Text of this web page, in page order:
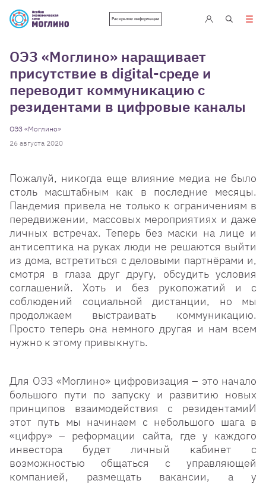
Раскрытие информации
ОЭЗ «Моглино» наращивает
присутствие в digital-среде и
переводит коммуникацию с
резидентами в цифровые каналы
ОЭЗ «Моглино»
26 августа 2020
Пожалуй, никогда еще влияние медиа не было
столь масштабным как в последние месяцы.
Пандемия привела не только к ограничениям в
передвижении, массовых мероприятиях и даже
личных встречах. Теперь без маски на лице и
антисептика на руках люди не решаются выйти
из дома, встретиться с деловыми партнёрами и,
смотря в глаза друг другу, обсудить условия
соглашений. Хоть и без рукопожатий и с
соблюдений социальной дистанции, но мы
продолжаем выстраивать коммуникацию.
Просто теперь она немного другая и нам всем
нужно к этому привыкнуть.
Для ОЭЗ «Моглино» цифровизация – это начало
большого пути по запуску и развитию новых
принципов взаимодействия с резидентамиИ
этот путь мы начинаем с небольшого шага в
«цифру» – реформации сайта, где у каждого
инвестора будет личный кабинет с
возможностью общаться с управляющей
компанией, размещать вакансии, а у